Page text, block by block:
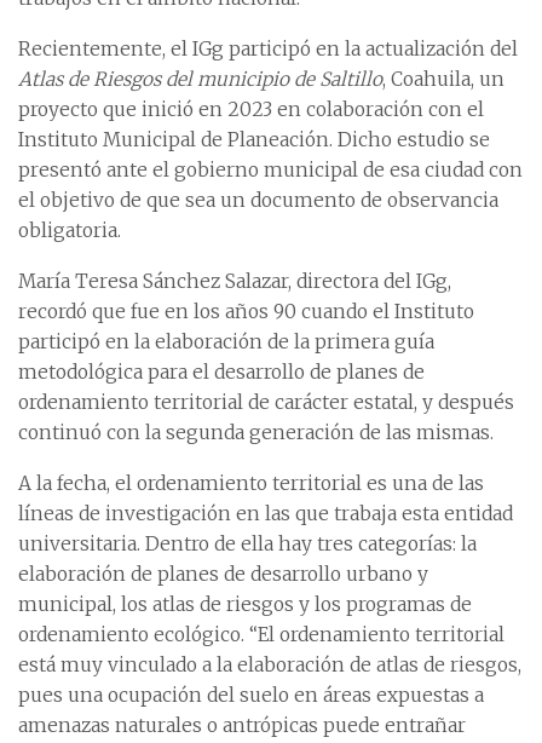
Recientemente, el IGg participó en la actualización del
Atlas de Riesgos del municipio de Saltillo, Coahuila, un
proyecto que inició en 2023 en colaboración con el
Instituto Municipal de Planeación. Dicho estudio se
presentó ante el gobierno municipal de esa ciudad con
el objetivo de que sea un documento de observancia
obligatoria.
María Teresa Sánchez Salazar, directora del IGg,
recordó que fue en los años 90 cuando el Instituto
participó en la elaboración de la primera guía
metodológica para el desarrollo de planes de
ordenamiento territorial de carácter estatal, y después
continuó con la segunda generación de las mismas.
A la fecha, el ordenamiento territorial es una de las
líneas de investigación en las que trabaja esta entidad
universitaria. Dentro de ella hay tres categorías: la
elaboración de planes de desarrollo urbano y
municipal, los atlas de riesgos y los programas de
ordenamiento ecológico. “El ordenamiento territorial
está muy vinculado a la elaboración de atlas de riesgos,
pues una ocupación del suelo en áreas expuestas a
amenazas naturales o antrópicas puede entrañar